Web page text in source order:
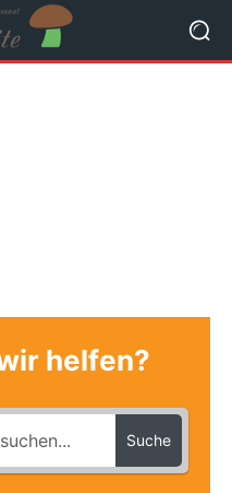
helfen?
Suche